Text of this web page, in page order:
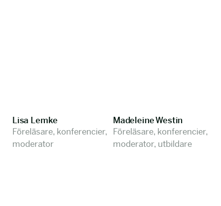
Lisa Lemke
Föreläsare, konferencier,
moderator
Madeleine Westin
Föreläsare, konferencier,
moderator, utbildare